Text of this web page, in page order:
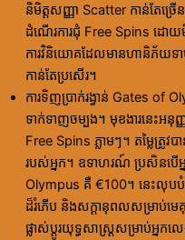
និមិត្តសញ្ញា Scatter កាន់តែច្រើ
ដំណើរការជុំ Free Spins ដោយ
ការវិនិយោគដែលមានហានិភ័យទា
កាន់តែប្រសើរ។
ការទិញប្រាក់រង្វាន់ Gates of
ទាក់ទាញចម្បង។ មុខងារនេះអនុ
Free Spins ភ្លាមៗ។ តម្លៃត្រូវ
របស់អ្នក។ ឧទាហរណ៍ ប្រសិនបើអ្ន
Olympus គឺ €100។ នេះលុបបំប
ដ៏រំភើប និងសក្តានុពលសម្រាប់មេ
ផ្លាស់ប្តូរយុទ្ធសាស្ត្រសម្រាប់អ្ន